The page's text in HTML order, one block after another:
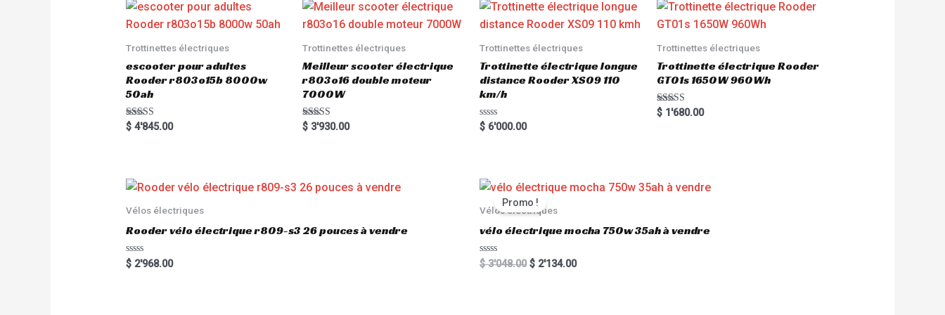
Trottinettes électriques
escooter pour adultes
Rooder r803o15b 8000w
50ah
Rated
5.00
$4'845.00
Trottinettes électriques
Meilleur scooter électrique
r803o16 double moteur
7000W
Rated
5.00
$ 3'930.00
Trottinettes électriques
Trottinette électrique longue
distance Rooder XS09 110
km/h
R
a
o
u
o
f
$ 6'000.00
Trottinettes électriques
Trottinette électrique Rooder
GT01s 1650W 960Wh
Rated
5.00
$1'680.00
Vélos électriques
Rooder vélo électrique r809-s3 26 pouces à vendre
R
a
$2'968.00
Promo !
Vélos électriques
vélo électrique mocha 750w 35ah à vendre
R
a
$3'048.00 $ 2'134.00